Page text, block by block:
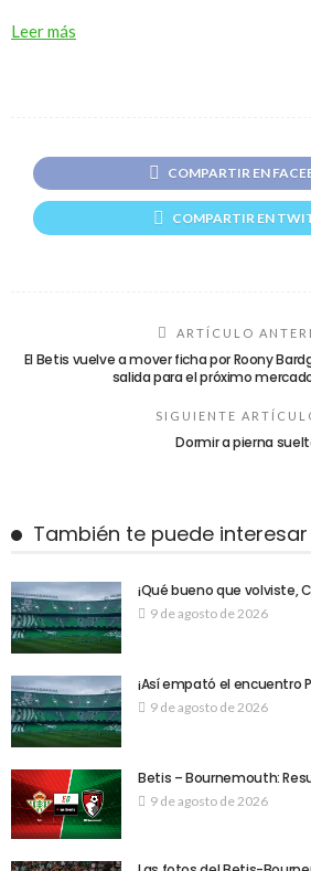
Leer más
COMPARTIR EN
COMPARTIR EN
ARTÍCULO
El Betis vuelve a mover ficha por Roony
salida para el próximo
SIGUIENTE
Dormir a pierna
También te puede interesar
¡Qué bueno que volviste,
9 de agosto de 2026
¡Así empató el encuentro
9 de agosto de 2026
Betis – Bournemouth:
9 de agosto de 2026